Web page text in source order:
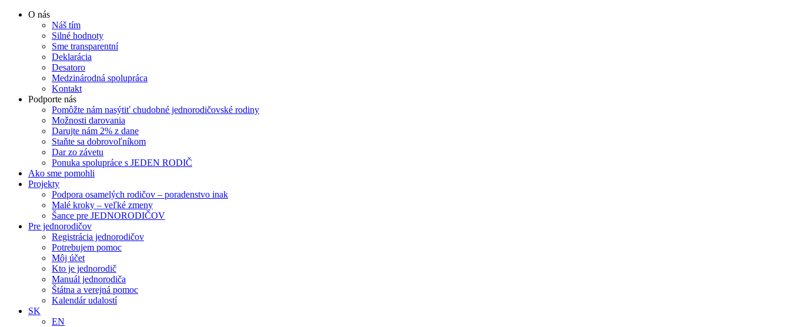
O nás
Náš tím
Silné hodnoty
Sme transparentní
Deklarácia
Desatoro
Medzinárodná spolupráca
Kontakt
Podporte nás
Pomôžte nám nasýtiť chudobné jednorodičovské rodiny
Možnosti darovania
Darujte nám 2% z dane
Staňte sa dobrovoľníkom
Dar zo závetu
Ponuka spolupráce s JEDEN RODIČ
Ako sme pomohli
Projekty
Podpora osamelých rodičov – poradenstvo inak
Malé kroky – veľké zmeny
Šance pre JEDNORODIČOV
Pre jednorodičov
Registrácia jednorodičov
Potrebujem pomoc
Môj účet
Kto je jednorodič
Manuál jednorodiča
Štátna a verejná pomoc
Kalendár udalostí
SK
EN